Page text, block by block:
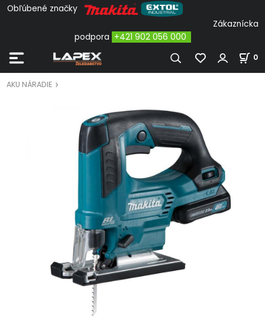
Obľúbené značky
Zákaznícka
podpora +421 902 056 000
0
AKU NÁRADIE